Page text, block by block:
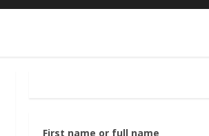
First name or full name